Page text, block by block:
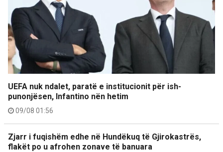
UEFA nuk ndalet, paratë e institucionit për ish-
punonjësen, Infantino nën hetim
09/08 01:56
Zjarr i fuqishëm edhe në Hundëkuq të Gjirokastrës,
flakët po u afrohen zonave të banuara